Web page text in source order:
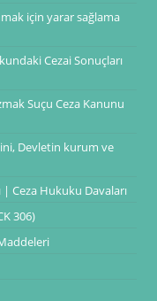
için yarar sağlama
Cezai Sonuçları
Suçu Ceza Kanunu
Devletin kurum ve
| Ceza Hukuku Davaları
306)